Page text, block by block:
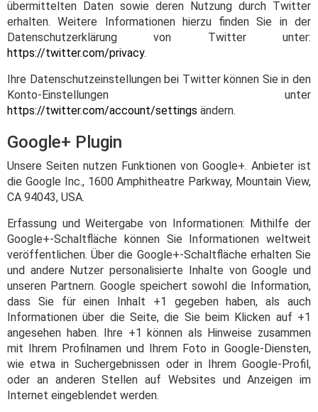
übermittelten Daten sowie deren Nutzung durch Twitter
erhalten. Weitere Informationen hierzu finden Sie in der
Datenschutzerklärung von Twitter unter:
https://twitter.com/privacy.
Ihre Datenschutzeinstellungen bei Twitter können Sie in den
Konto-Einstellungen unter
https://twitter.com/account/settings ändern.
Google+ Plugin
Unsere Seiten nutzen Funktionen von Google+. Anbieter ist
die Google Inc., 1600 Amphitheatre Parkway, Mountain View,
CA 94043, USA.
Erfassung und Weitergabe von Informationen: Mithilfe der
Google+-Schaltfläche können Sie Informationen weltweit
veröffentlichen. Über die Google+-Schaltfläche erhalten Sie
und andere Nutzer personalisierte Inhalte von Google und
unseren Partnern. Google speichert sowohl die Information,
dass Sie für einen Inhalt +1 gegeben haben, als auch
Informationen über die Seite, die Sie beim Klicken auf +1
angesehen haben. Ihre +1 können als Hinweise zusammen
mit Ihrem Profilnamen und Ihrem Foto in Google-Diensten,
wie etwa in Suchergebnissen oder in Ihrem Google-Profil,
oder an anderen Stellen auf Websites und Anzeigen im
Internet eingeblendet werden.